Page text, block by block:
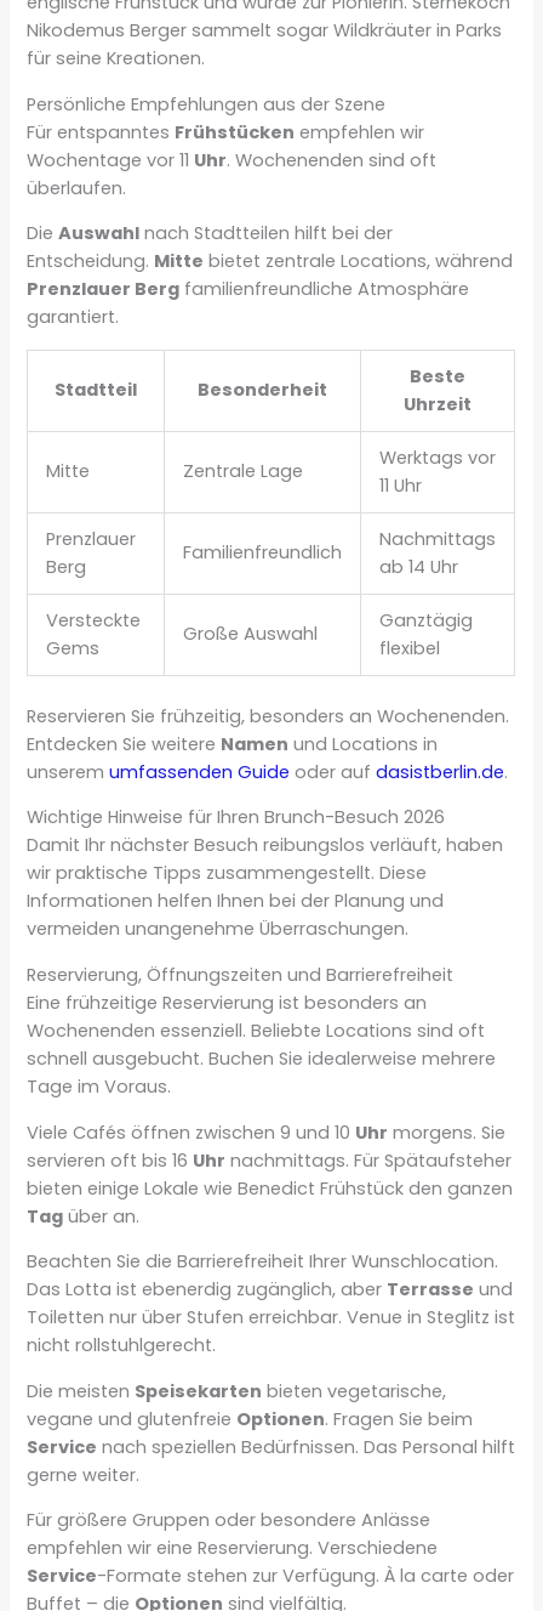
Nikodemus Berger sammelt sogar Wildkräuter in Parks
für seine Kreationen.
Persönliche Empfehlungen aus der Szene
Für entspanntes Frühstücken empfehlen wir
Wochentage vor 11 Uhr. Wochenenden sind oft
überlaufen.
DieAuswahl nach Stadtteilen hilft bei der
Entscheidung. Mitte bietet zentrale Locations, während
Prenzlauer Berg familienfreundliche Atmosphäre
garantiert.
Stadtteil Besonderheit
Beste
Uhrzeit
Mitte Zentrale Lage
Werktags vor
11 Uhr
Prenzlauer
Berg
Familienfreundlich
Nachmittags
ab 14 Uhr
Versteckte
Gems
Große Auswahl
Ganztägig
flexibel
Reservieren Sie frühzeitig, besonders an Wochenenden.
Entdecken Sie weitere Namen und Locations in
unseremumfassenden Guide oder aufdasistberlin.de.
Wichtige Hinweise für Ihren Brunch-Besuch 2026
Damit Ihr nächster Besuch reibungslos verläuft, haben
wir praktische Tipps zusammengestellt. Diese
Informationen helfen Ihnen bei der Planung und
vermeiden unangenehme Überraschungen.
Reservierung, Öffnungszeiten und Barrierefreiheit
Eine frühzeitige Reservierung ist besonders an
Wochenenden essenziell. Beliebte Locations sind oft
schnell ausgebucht. Buchen Sie idealerweise mehrere
Tage im Voraus.
Viele Cafés öffnen zwischen 9 und 10 Uhr morgens. Sie
servieren oft bis 16 Uhr nachmittags. Für Spätaufsteher
bieten einige Lokale wie Benedict Frühstück den ganzen
Tag über an.
Beachten Sie die Barrierefreiheit Ihrer Wunschlocation.
Das Lotta ist ebenerdig zugänglich, aber Terrasse und
Toiletten nur über Stufen erreichbar. Venue in Steglitz ist
nicht rollstuhlgerecht.
Die meisten Speisekarten bieten vegetarische,
vegane und glutenfreie Optionen. Fragen Sie beim
Service nach speziellen Bedürfnissen. Das Personal hilft
gerne weiter.
Für größere Gruppen oder besondere Anlässe
empfehlen wir eine Reservierung. Verschiedene
Service-Formate stehen zur Verfügung. À la carte oder
Buffet – die Optionen sind vielfältig.